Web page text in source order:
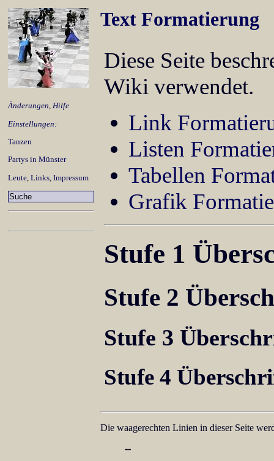
Änderungen, Hilfe
Einstellungen:
Tanzen
Partys in Münster
Leute Links Impressum
Text Formatierung
Diese Seite
Wiki verwendet.
Link
Listen
Tabellen
Grafik
Stufe 1
Stufe 2
Stufe 3
Stufe 4
Die waagerechten Linien in dieser Seite
--